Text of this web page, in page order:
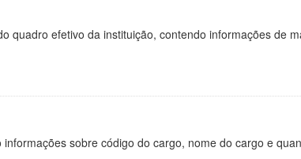
quadro efetivo da instituição, contendo informações de
sobre código do cargo, nome do cargo e